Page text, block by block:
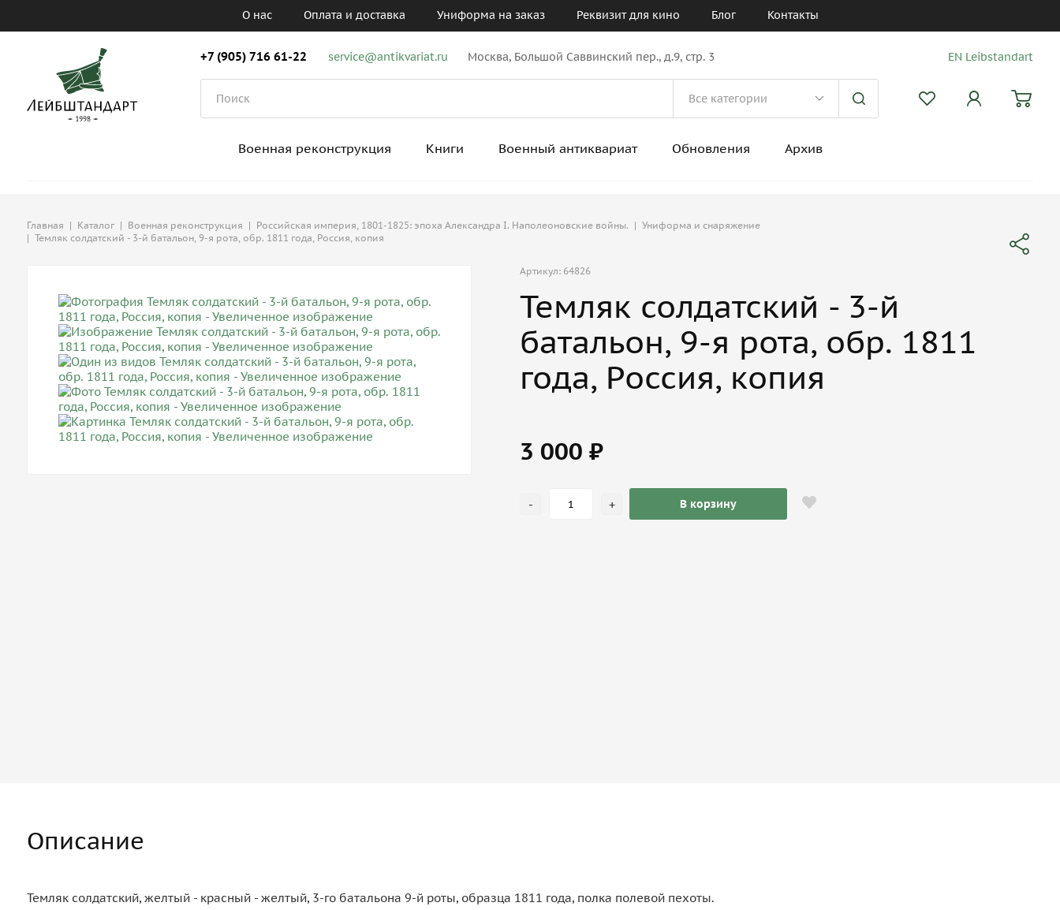
О нас Оплата и доставка Униформа на заказ Реквизит для кино Блог Контакты
+7 (905) 716 61-22 service@antikvariat.ru Москва, Большой Саввинский пер., д.9, стр. 3 EN Leibstandart
Военная реконструкция Книги Военный антиквариат Обновления Архив
Главная | Каталог | Военная реконструкция | Российская империя, 1801-1825: эпоха Александра I. Наполеоновские войны. | Униформа и снаряжение
| Темляк солдатский - 3-й батальон, 9-я рота, обр. 1811 года, Россия, копия
Артикул: 64826
Темляк солдатский - 3-й
батальон, 9-я рота, обр. 1811
года, Россия, копия
3 000 ₽
- + В корзину
Описание
Темляк солдатский, желтый - красный - желтый, 3-го батальона 9-й роты, образца 1811 года, полка полевой пехоты.